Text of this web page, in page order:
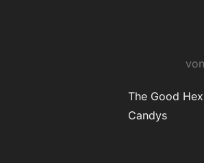
von
The Good
Candys